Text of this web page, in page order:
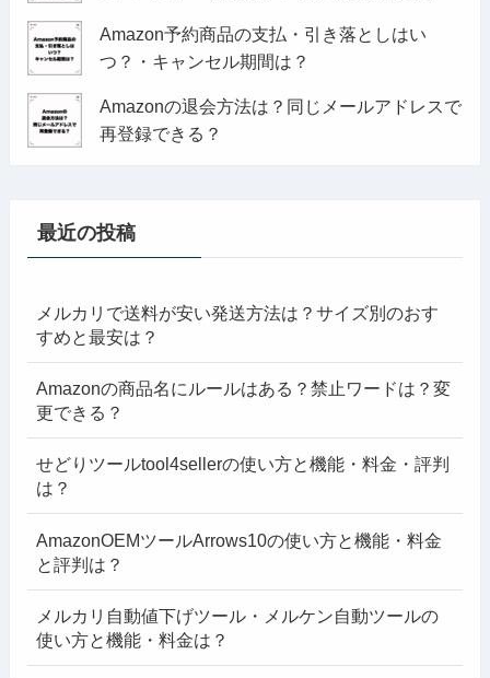
Amazon予約商品の支払・引き落としはい
つ？・キャンセル期間は？
Amazonの退会方法は？同じメールアドレスで
再登録できる？
最近の投稿
メルカリで送料が安い発送方法は？サイズ別のおす
すめと最安は？
Amazonの商品名にルールはある？禁止ワードは？変
更できる？
せどりツールtool4sellerの使い方と機能・料金・評判
は？
AmazonOEMツールArrows10の使い方と機能・料金
と評判は？
メルカリ自動値下げツール・メルケン自動ツールの
使い方と機能・料金は？